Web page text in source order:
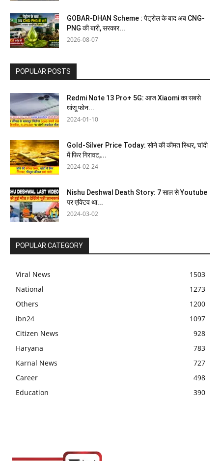
GOBAR-DHAN Scheme : पेट्रोल के बाद अब CNG-
PNG की बारी, सरकार...
2026-08-07
POPULAR POSTS
Redmi Note 13 Pro+ 5G: आज Xiaomi का सबसे
धांसू फोन...
2024-01-10
Gold-Silver Price Today: सोने की कीमत स्थिर, चांदी
में फिर गिरावट,...
2024-02-24
Nishu Deshwal Death Story: 7 साल से Youtube
पर एक्टिव था...
2024-03-02
POPULAR CATEGORY
Viral News
1503
National
1273
Others
1200
ibn24
1097
Citizen News
928
Haryana
783
Karnal News
727
Career
498
Education
390